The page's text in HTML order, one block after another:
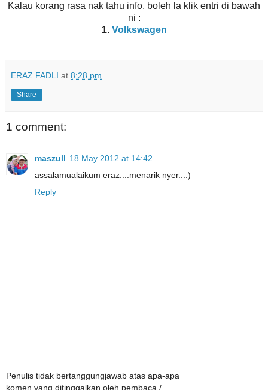
Kalau korang rasa nak tahu info, boleh la klik entri di bawah
ni :
1. Volkswagen
ERAZ FADLI at 8:28 pm
Share
1 comment:
maszull 18 May 2012 at 14:42
assalamualaikum eraz....menarik nyer...:)
Reply
Penulis tidak bertanggungjawab atas apa-apa
komen yang ditinggalkan oleh pembaca /